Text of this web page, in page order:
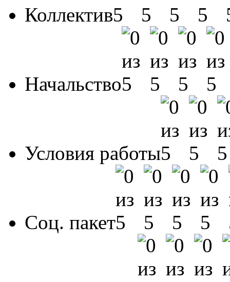
Коллектив
Начальство
Условия работы
Соц. пакет